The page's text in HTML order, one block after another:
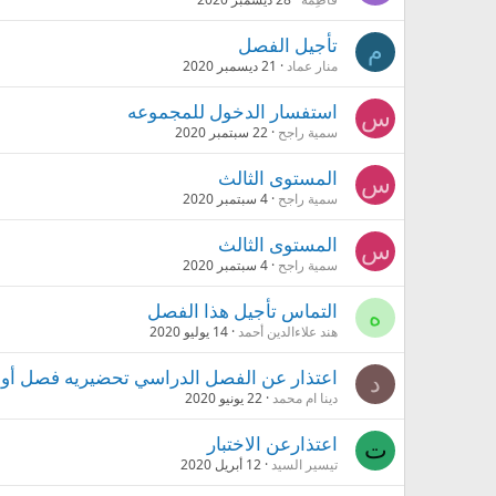
م تأجيل الفصل
منار عماد 21 ديسمبر 2020
س استفسار الدخول للمجموعه
سمية راجح 22 سبتمبر 2020
س المستوى الثالث
سمية راجح 4 سبتمبر 2020
س المستوى الثالث
سمية راجح 4 سبتمبر 2020
ه التماس تأجيل هذا الفصل
هند علاءالدين أحمد 14 يوليو 2020
د اعتذار عن الفصل الدراسي تحضيريه فصل
دينا ام محمد 22 يونيو 2020
ت اعتذارعن الاختبار
تيسير السيد 12 أبريل 2020